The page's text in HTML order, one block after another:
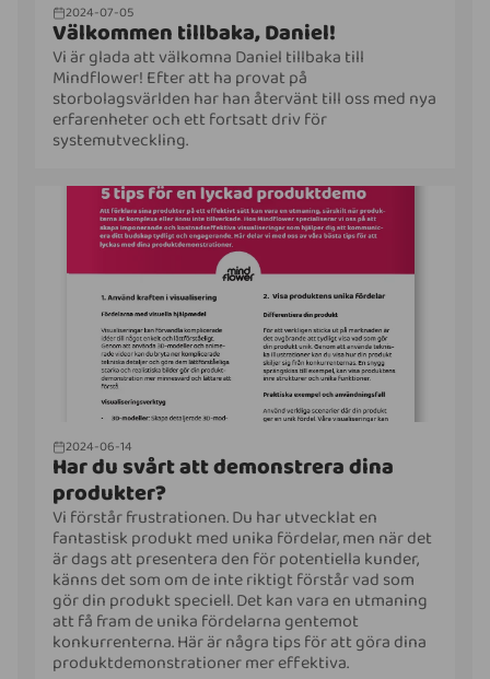
2024-07-05
Välkommen tillbaka, Daniel!
Vi är glada att välkomna Daniel tillbaka till
Mindflower! Efter att ha provat på
storbolagsvärlden har han återvänt till oss med nya
erfarenheter och ett fortsatt driv för
systemutveckling.
2024-06-14
Har du svårt att demonstrera dina
produkter?
Vi förstår frustrationen. Du har utvecklat en
fantastisk produkt med unika fördelar, men när det
är dags att presentera den för potentiella kunder,
känns det som om de inte riktigt förstår vad som
gör din produkt speciell. Det kan vara en utmaning
att få fram de unika fördelarna gentemot
konkurrenterna. Här är några tips för att göra dina
produktdemonstrationer mer effektiva.